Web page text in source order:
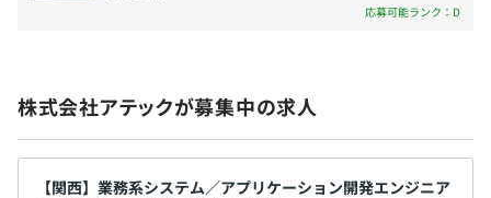
平均3名～5名で開発をおこなっております。
応募可能ランク：D
株式会社アテックが募集中の求人
【関西】業務系システム／アプリケーション開発エンジニア